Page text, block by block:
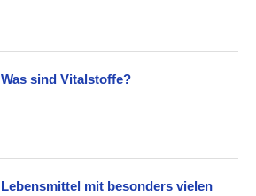
Was sind Vitalstoffe?
Lebensmittel mit besonders vielen